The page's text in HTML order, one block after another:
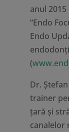
anul
“Endo
Endo
(
Dr.
trainer
țară și
canalelor